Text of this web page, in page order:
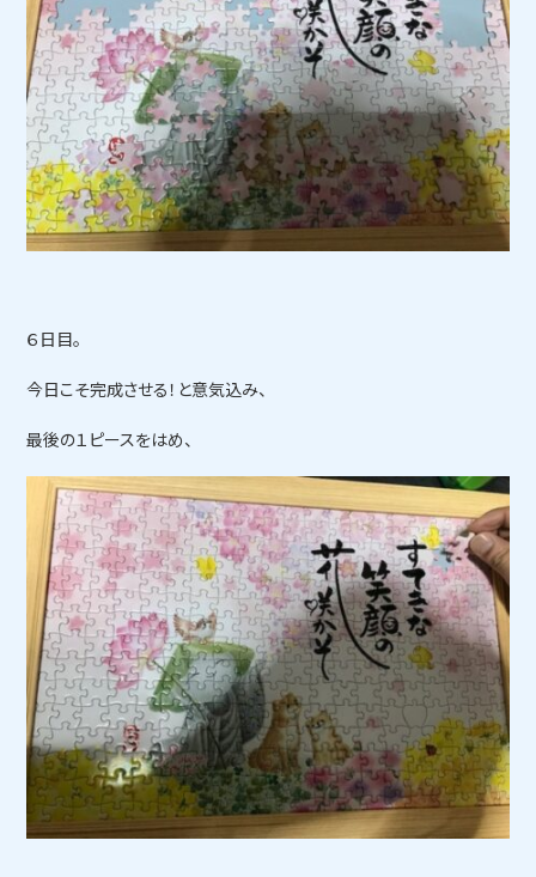
６日目。
今日こそ完成させる！と意気込み、
最後の１ピースをはめ、